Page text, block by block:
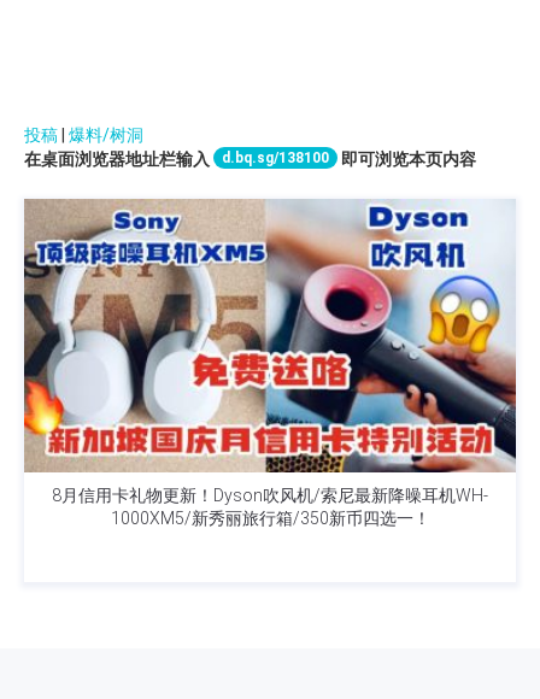
投稿 爆料/树洞
在桌面浏览器地址栏输入
d.bq.sg/138100 即可浏览本页内容
8月信用卡礼物更新！Dyson吹风机/索尼最新降噪耳机WH-
1000XM5/新秀丽旅行箱/350新币四选一！